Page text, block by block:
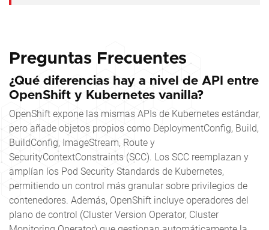
Preguntas Frecuentes
¿Qué diferencias hay a nivel de API entre
OpenShift y Kubernetes vanilla?
OpenShift expone las mismas APIs de Kubernetes estándar,
pero añade objetos propios como DeploymentConfig, Build,
BuildConfig, ImageStream, Route y
SecurityContextConstraints (SCC). Los SCC reemplazan y
amplían los Pod Security Standards de Kubernetes,
permitiendo un control más granular sobre privilegios de
contenedores. Además, OpenShift incluye operadores del
plano de control (Cluster Version Operator, Cluster